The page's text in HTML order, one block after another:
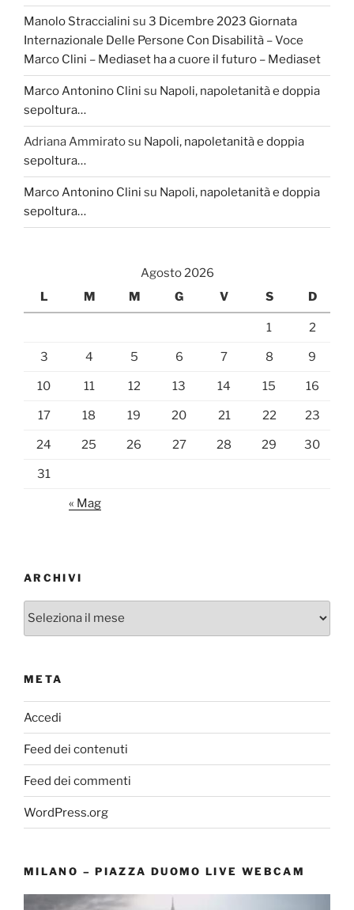
Manolo Straccialini su 3 Dicembre 2023 Giornata
Internazionale Delle Persone Con Disabilità – Voce
Marco Clini – Mediaset ha a cuore il futuro – Mediaset
Marco Antonino Clini su Napoli, napoletanità e doppia
sepoltura…
Adriana Ammiratosu Napoli, napoletanità e doppia
sepoltura…
Marco Antonino Clini su Napoli, napoletanità e doppia
sepoltura…
Agosto 2026
L
M M G V S D
1 2
3 4 5 6 7 8 9
10 11 12 13 14 15 16
17 18 19 20 21 22 23
24 25 26 27 28 29 30
31
« Mag
ARCHIVI
Archivi
META
Accedi
Feed dei contenuti
Feed dei commenti
WordPress.org
MILANO – PIAZZA DUOMO LIVE WEBCAM